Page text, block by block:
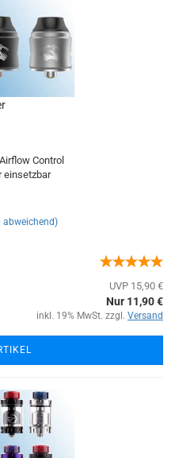
Control
einsetzbar
abweichend)
UVP 15,90 €
Nur 11,90 €
inkl. 19% MwSt. zzgl. Versand